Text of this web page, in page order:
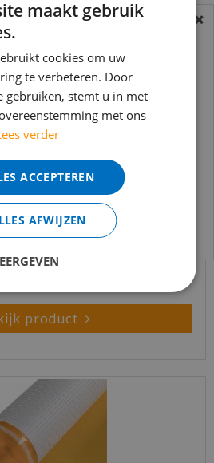
10dB dikte 3mm - 10m²
product
de vakantie periode zijn wij
telefonisch helaas niet
uiteraard verwerkt
snel dan wat je van ons
je ons bereiken via
maakt gebruik
cookies om uw
te verbeteren. Door
gebruiken, stemt u in met
met ons
verder
ACCEPTEREN
AFWIJZEN